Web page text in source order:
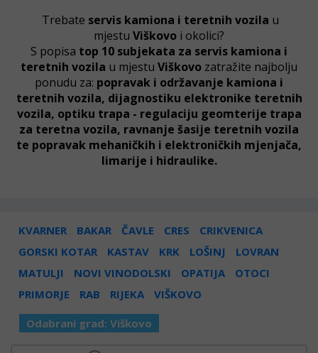
Trebate servis kamiona i teretnih vozila u
mjestu Viškovo i okolici?
S popisa top 10 subjekata za servis kamiona i
teretnih vozila u mjestu Viškovo zatražite najbolju
ponudu za: popravak i održavanje kamiona i
teretnih vozila, dijagnostiku elektronike teretnih
vozila, optiku trapa - regulaciju geomterije trapa
za teretna vozila, ravnanje šasije teretnih vozila
te popravak mehaničkih i elektroničkih mjenjača,
limarije i hidraulike.
KVARNER BAKAR ČAVLE CRES
CRIKVENICA
GORSKI KOTAR
KASTAV KRK LOŠINJ
LOVRAN
MATULJI
NOVI VINODOLSKI OPATIJA
OTOCI
PRIMORJE
RAB RIJEKA VIŠKOVO
Odabrani grad: Viškovo